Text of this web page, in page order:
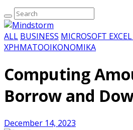
ALL BUSINESS MICROSOFT
ΧΡΗΜΑΤΟΟΙΚΟΝΟΜΙΚΑ
Computing
Borrow and
December 14, 2023